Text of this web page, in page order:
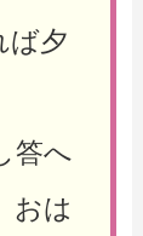
ば夕
答へ
は